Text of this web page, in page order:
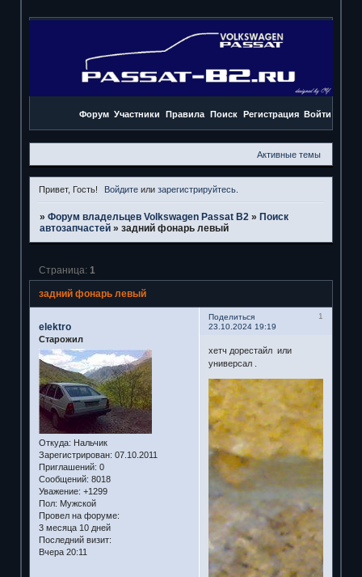
Форум Участники Правила Поиск Регистрация Войти
Активные темы
Привет, Гость! Войдите илизарегистрируйтесь
» Форум владельцев Volkswagen Passat B2 » Поиск
автозапчастей » задний фонарь левый
задний фонарь левый
Страница: 1
Поделиться
1
23.10.2024 19:19
elektro
Старожил
Откуда: Нальчик
Зарегистрирован: 07.10.2011
Приглашений: 0
Сообщений: 8018
Уважение: +1299
Пол: Мужской
Провел на форуме:
3 месяца 10 дней
Последний визит:
Вчера 20:11
хетч дорестайл или
универсал .